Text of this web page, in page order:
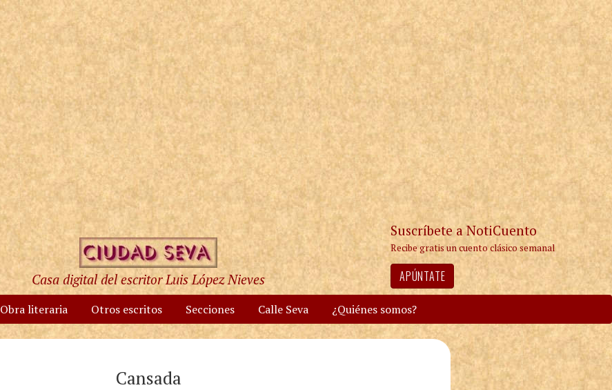
Casa digital del escritor Luis López Nieves
Suscríbete a NotiCuento
Recibe gratis un cuento clásico semanal
APÚNTATE
Obra literaria Otros escritos Secciones Calle Seva ¿Quiénes somos?
Cansada